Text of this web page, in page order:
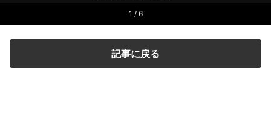
1 / 6
記事に戻る